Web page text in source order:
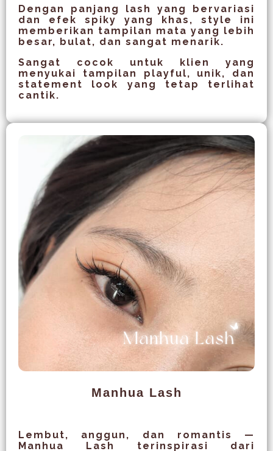
Dengan panjang lash yang bervariasi
dan efek spiky yang khas, style ini
memberikan tampilan mata yang lebih
besar, bulat, dan sangat menarik.
Sangat cocok untuk klien yang
menyukai tampilan playful, unik, dan
statement look yang tetap terlihat
cantik.
Manhua Lash
Lembut, anggun, dan romantis —
Manhua Lash terinspirasi dari